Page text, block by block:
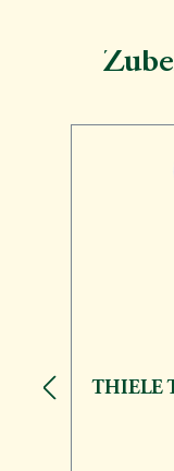
THIELE